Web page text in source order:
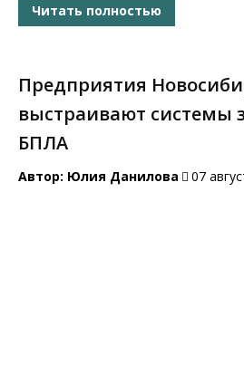
Читать полностью
Предприятия
выстраивают системы
БПЛА
Автор: Юлия Данилова 07